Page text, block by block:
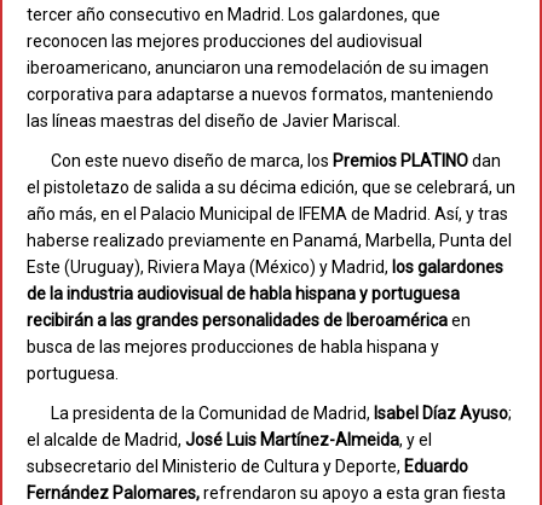
tercer año consecutivo en Madrid. Los galardones, que
reconocen las mejores producciones del audiovisual
iberoamericano, anunciaron una remodelación de su imagen
corporativa para adaptarse a nuevos formatos, manteniendo
las líneas maestras del diseño de Javier Mariscal.
Con este nuevo diseño de marca, los Premios PLATINOdan
el pistoletazo de salida a su décima edición, que se celebrará, un
año más, en el Palacio Municipal de IFEMA de Madrid. Así, y tras
haberse realizado previamente en Panamá, Marbella, Punta del
Este (Uruguay), Riviera Maya (México) y Madrid, los galardones
de la industria audiovisual de habla hispana y portuguesa
recibirán a las grandes personalidades de Iberoaméricaen
busca de las mejores producciones de habla hispana y
portuguesa.
La presidenta de la Comunidad de Madrid, Isabel Díaz Ayuso;
el alcalde de Madrid, José Luis Martínez-Almeida, y el
subsecretario del Ministerio de Cultura y Deporte, Eduardo
Fernández Palomares,refrendaron su apoyo a esta gran fiesta